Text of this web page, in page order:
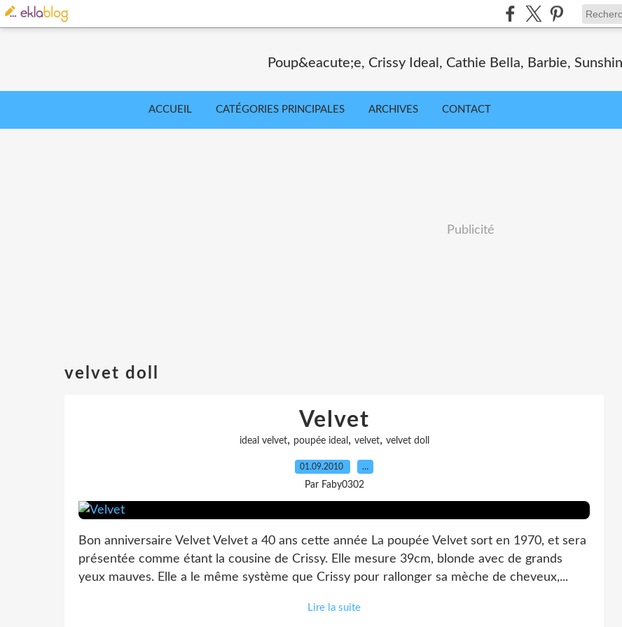
Poup&eacute;e, Crissy Ideal, Cathie Bella, Barbie,
ACCUEIL CATÉGORIES PRINCIPALES ARCHIVES CONTACT
Publicité
velvet doll
Velvet
ideal velvet, poupée ideal , velvet, velvet doll
01.09.2010 …
Par Faby0302
Bon anniversaire Velvet Velvet a 40 ans cette année La poupée Velvet sort en 1970, et sera
présentée comme étant la cousine de Crissy. Elle mesure 39cm, blonde avec de grands
yeux mauves. Elle a le même système que Crissy pour rallonger sa mèche de cheveux,...
Lire la suite